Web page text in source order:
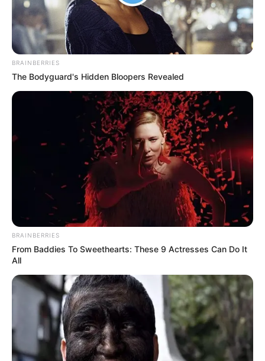
BRAINBERRIES
The Bodyguard's Hidden Bloopers Revealed
BRAINBERRIES
From Baddies To Sweethearts: These 9 Actresses Can Do It
All